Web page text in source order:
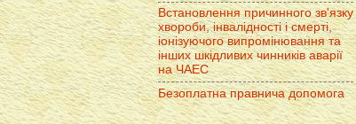
Встановлення причинного зв'язку
хвороби, інвалідності і смерті,
іонізуючого випромінювання та
інших шкідливих чинників аварії
на ЧАЕС
Безоплатна правнича допомога